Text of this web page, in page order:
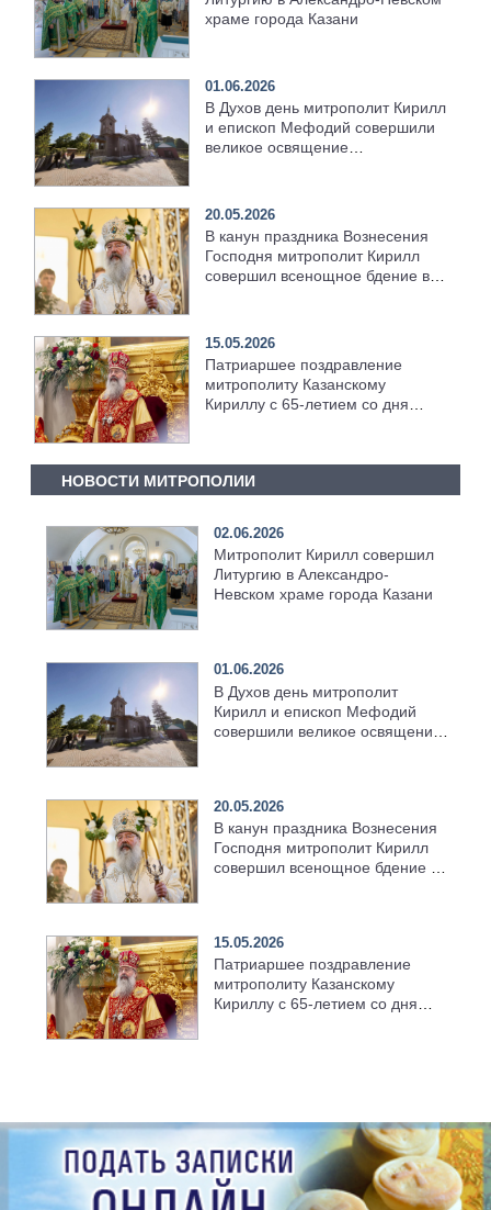
храме города Казани
01.06.2026
В Духов день митрополит Кирилл
и епископ Мефодий совершили
великое освящение
20.05.2026
В канун праздника Вознесения
Господня митрополит Кирилл
совершил всенощное бдение в
15.05.2026
Патриаршее поздравление
митрополиту Казанскому
Кириллу с 65-летием со дня
НОВОСТИ МИТРОПОЛИИ
02.06.2026
Митрополит Кирилл совершил
Литургию в Александро-
Невском храме города Казани
01.06.2026
В Духов день митрополит
Кирилл и епископ Мефодий
совершили великое освящение
20.05.2026
В канун праздника Вознесения
Господня митрополит Кирилл
совершил всенощное бдение в
15.05.2026
Патриаршее поздравление
митрополиту Казанскому
Кириллу с 65-летием со дня